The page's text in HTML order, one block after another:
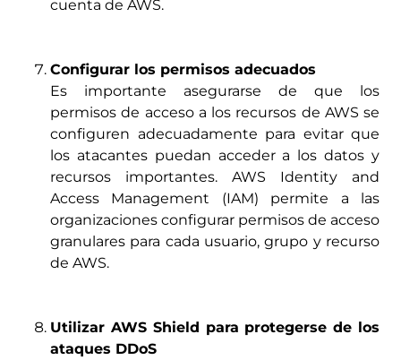
cuenta de AWS.
Configurar los permisos adecuados
Es importante asegurarse de que los
permisos de acceso a los recursos de AWS se
configuren adecuadamente para evitar que
los atacantes puedan acceder a los datos y
recursos importantes. AWS Identity and
Access Management (IAM) permite a las
organizaciones configurar permisos de acceso
granulares para cada usuario, grupo y recurso
de AWS.
Utilizar AWS Shield para protegerse de los
ataques DDoS